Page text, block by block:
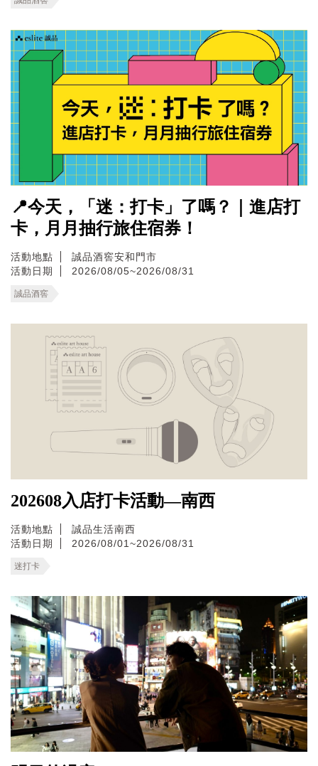
📍今天，「迷：打卡」了嗎？｜進店打
卡，月月抽行旅住宿券！
活動地點
誠品酒窖安和門市
活動日期
2026/08/05~2026/08/31
誠品酒窖
202608入店打卡活動—南西
活動地點
誠品生活南西
活動日期
2026/08/01~2026/08/31
迷打卡